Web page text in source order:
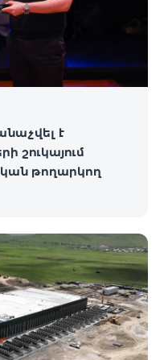
է
շուկայում
թողարկող